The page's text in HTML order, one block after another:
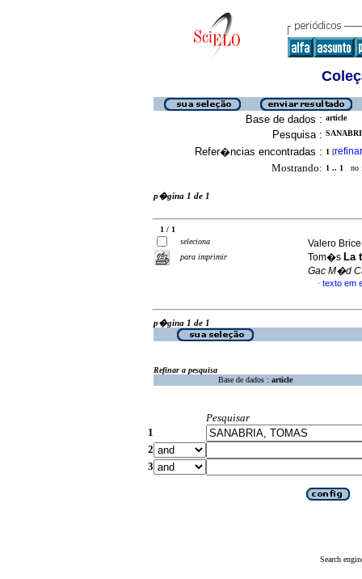
Base de dados : article
Pesquisa :
Refer�ncias encontradas : 1 [refinar
Mostrando: 1 .. 1 no
p�gina 1 de 1
1 / 1
seleciona
para imprimir
Valero
Tom�s La
Gac M�d
· texto em
p�gina 1 de 1
Refinar a pesquisa
Base de dados : article
Pesquisar
1
2
3
Search